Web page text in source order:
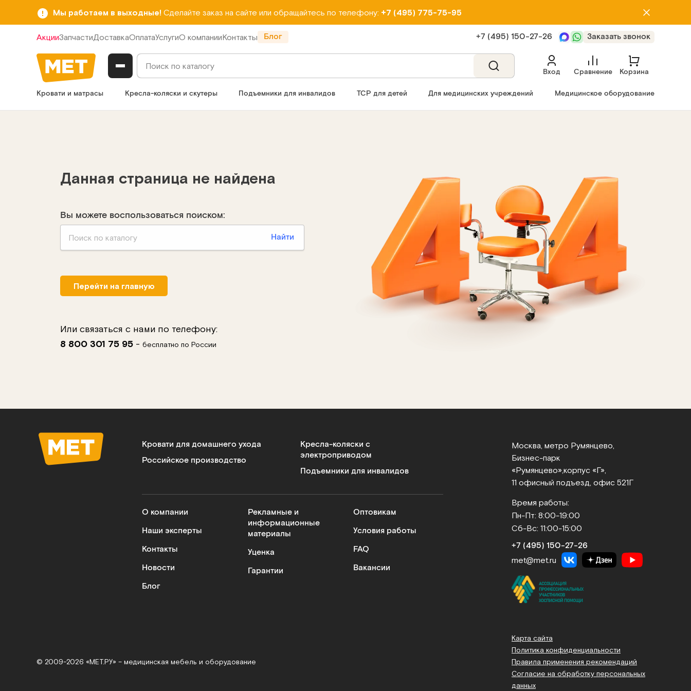
Мы работаем в выходные! Сделайте заказ на сайте или обращайтесь по телефону: +7 (495) 775-75-95
АкцииЗапчастиДоставкаОплатаУслугиО компанииКонтакты Блог +7 (495) 150‑27‑26 Заказать звонок
Вход Сравнение Корзина
Кровати и матрасы Кресла-коляски и скутеры Подъемники для инвалидов ТСР для детей Для медицинских учреждений Медицинское оборудование
Данная страница не найдена
Вы можете воспользоваться поиском:
Найти
Или связаться с нами по телефону:
8 800 301 75 95 - бесплатно по России
Перейти на главную
Кровати для домашнего ухода
Российское производство
Кресла-коляски с
электроприводом
Подъемники для инвалидов
О компании
Наши эксперты
Контакты
Новости
Блог
Рекламные и
информационные
материалы
Уценка
Гарантии
Оптовикам
Условия работы
FAQ
Вакансии
Москва, метро Румянцево,
Бизнес‑парк
«Румянцево», корпус «Г»,
11 офисный подъезд, офис 521Г
Время работы:
Пн-Пт: 8:00-19:00
Сб-Вс: 11:00-15:00
+7 (495) 150‑27‑26
met@met.ru
© 2009-2026 «МЕТ.РУ» – медицинская мебель и оборудование
Карта сайта
Политика конфиденциальности
Правила применения рекомендаций
Согласие на обработку персональных
данных